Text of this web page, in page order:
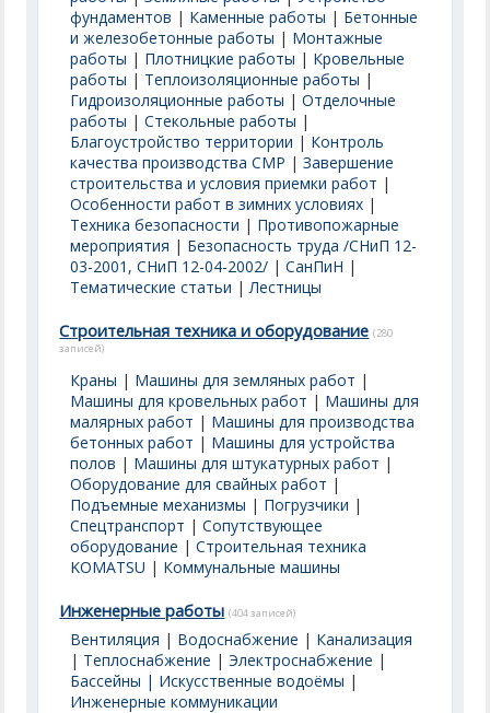
фундаментов | Каменные работы | Бетонные
и железобетонные работы | Монтажные
работы | Плотницкие работы | Кровельные
работы | Теплоизоляционные работы |
Гидроизоляционные работы |Отделочные
работы |Стекольные работы |
Благоустройство территории | Контроль
качества производства СМР |Завершение
строительства и условия приемки работ |
Особенности работ в зимних условиях |
Техника безопасности | Противопожарные
мероприятия | Безопасность труда /СНиП 12-
03-2001, СНиП 12-04-2002/ |СанПиН |
Тематические статьи |Лестницы
Строительная техника и оборудование (280
записей)
Краны | Машины для земляных работ |
Машины для кровельных работ | Машины для
малярных работ | Машины для производства
бетонных работ | Машины для устройства
полов | Машины для штукатурных работ |
Оборудование для свайных работ |
Подъемные механизмы | Погрузчики |
Спецтранспорт |Сопутствующее
оборудование |Строительная техника
KOMATSU | Коммунальные машины
Инженерные работы (404 записей)
Вентиляция | Водоснабжение | Канализация
| Теплоснабжение |Электроснабжение |
Бассейны | Искусственные водоёмы |
Инженерные коммуникации